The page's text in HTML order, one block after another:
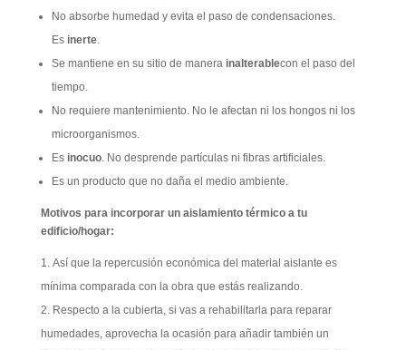
No absorbe humedad y evita el paso de condensaciones.
Es inerte.
Se mantiene en su sitio de manera inalterablecon el paso del
tiempo.
No requiere mantenimiento. No le afectan ni los hongos ni los
microorganismos.
Es inocuo. No desprende partículas ni fibras artificiales.
Es un producto que no daña el medio ambiente.
Motivos para incorporar un aislamiento térmico a tu
edificio/hogar:
Así que la repercusión económica del material aislante es
mínima comparada con la obra que estás realizando.
Respecto a la cubierta, si vas a rehabilitarla para reparar
humedades, aprovecha la ocasión para añadir también un